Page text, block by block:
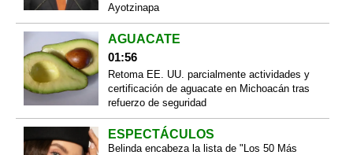
Ayotzinapa
AGUACATE
01:56
Retoma EE. UU. parcialmente actividades y
certificación de aguacate en Michoacán tras
refuerzo de seguridad
ESPECTÁCULOS
Belinda encabeza la lista de "Los 50 Más